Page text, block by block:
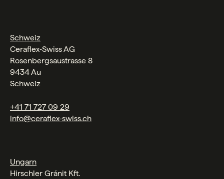
Schweiz
Ceraflex‑Swiss AG
Rosenbergsaustrasse 8
9434 Au
Schweiz
+41 71 727 09 29
info@ceraflex-swiss.ch
Ungarn
Hirschler Gránit Kft.